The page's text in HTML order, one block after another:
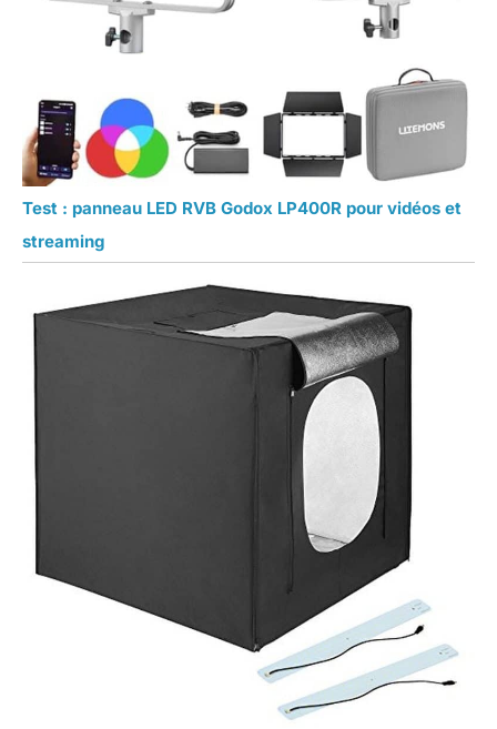
Test : panneau LED RVB Godox LP400R pour vidéos et
streaming